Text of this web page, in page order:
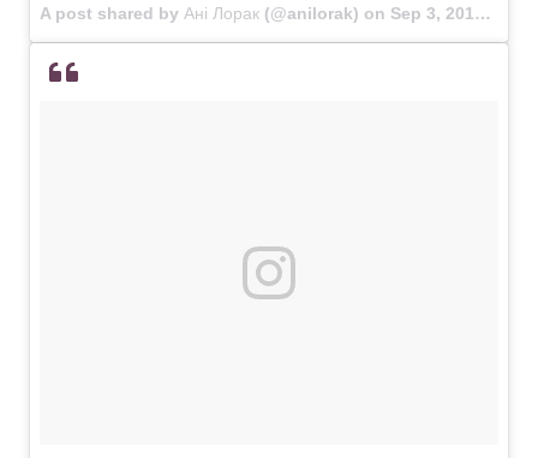
A post shared by Ані Лорак (@anilorak) on Sep 3, 2018 at 3:29am PDT